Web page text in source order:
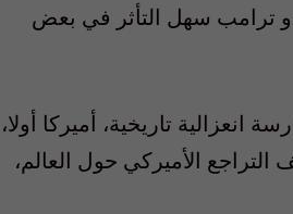
ترامب سهل التأثر في بعض
انعزالية تاريخية، أميركا أولا،
الأميركي حول العالم،